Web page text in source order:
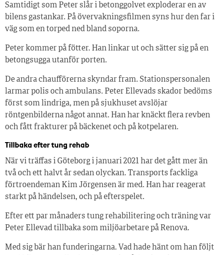
Samtidigt som Peter slår i betonggolvet exploderar en av
bilens gastankar. På övervakningsfilmen syns hur den far i
väg som en torped ned bland soporna.
Peter kommer på fötter. Han linkar ut och sätter sig på en
betongsugga utanför porten.
De andra chaufförerna skyndar fram. Stationspersonalen
larmar polis och ambulans. Peter Ellevads skador bedöms
först som lindriga, men på sjukhuset avslöjar
röntgenbilderna något annat. Han har knäckt flera revben
och fått frakturer på bäckenet och på kotpelaren.
Tillbaka efter tung rehab
När vi träffas i Göteborg i januari 2021 har det gått mer än
två och ett halvt år sedan olyckan. Transports fackliga
förtroendeman Kim Jörgensen är med. Han har reagerat
starkt på händelsen, och på efterspelet.
Efter ett par månaders tung rehabilitering och träning var
Peter Ellevad tillbaka som miljöarbetare på Renova.
Med sig bär han funderingarna. Vad hade hänt om han följt